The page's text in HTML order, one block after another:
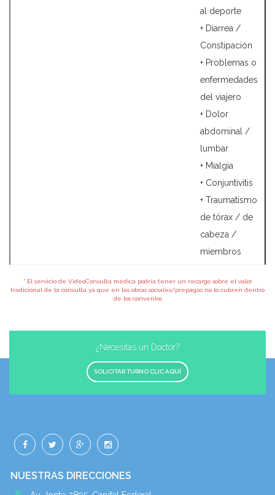
al deporte
+ Diarrea /
Constipación
+ Problemas o
enfermedades
del viajero
+ Dolor
abdominal /
lumbar
+ Mialgia
+ Conjuntivitis
+ Traumatismo
de tórax / de
cabeza /
miembros
* El servicio de VideoConsulta médica podría tener un recargo sobre el valor
tradicional de la consulta ya que en las obras sociales/prepagas no lo cubren dentro
de los convenios
¿Necesitas un Doctor?
SOLICITAR TURNO CLIC AQUÍ
NUESTRAS DIRECCIONES